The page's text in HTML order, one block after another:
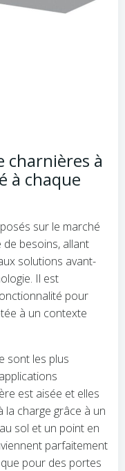
charnières à
à chaque
sur le marché
besoins, allant
solutions avant-
Il est
pour
à un contexte
sont les plus
est aisée et elles
charge grâce à un
sol et un point en
parfaitement
pour des portes